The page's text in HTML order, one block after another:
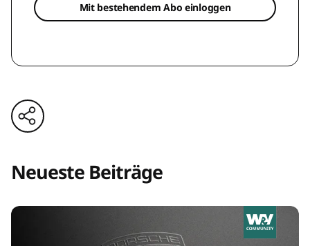
Mit bestehendem Abo einloggen
Neueste Beiträge